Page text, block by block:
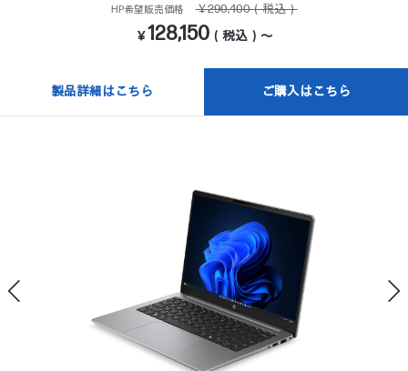
HP希望販売価格 ￥290,400（税込）
￥128,150 （税込）～
製品詳細はこちら ご購入はこちら